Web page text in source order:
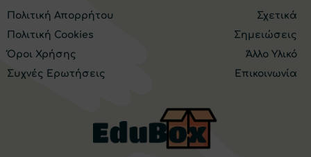
Πολιτική Απορρήτου
Πολιτική Cookies
Όροι Χρήσης
Συχνές Ερωτήσεις
Σχετικά
Σημειώσεις
Άλλο Υλικό
Επικοινωνία